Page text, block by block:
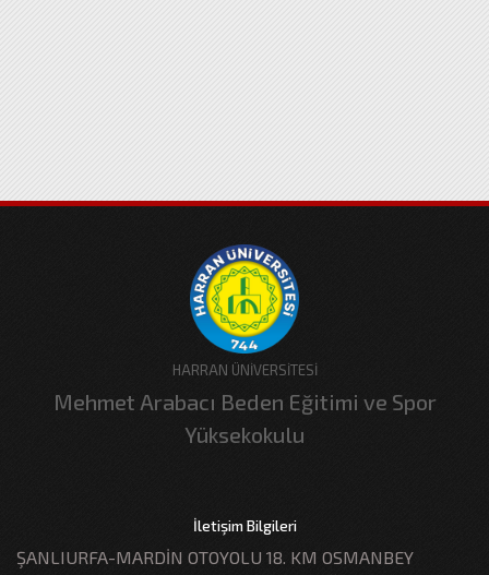
HARRAN ÜNİVERSİTESİ
Mehmet Arabacı Beden Eğitimi ve Spor
Yüksekokulu
İletişim Bilgileri
ŞANLIURFA-MARDİN OTOYOLU 18. KM OSMANBEY